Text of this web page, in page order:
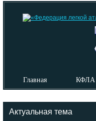
Главная КФЛА
Актуальная тема